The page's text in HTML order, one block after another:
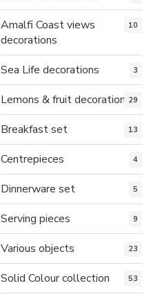
Amalfi Coast views
decorations
10
Sea Life decorations 3
Lemons & fruit decorations29
Breakfast set 13
Centrepieces 4
Dinnerware set 5
Serving pieces 9
Various objects 23
Solid Colour collection 53